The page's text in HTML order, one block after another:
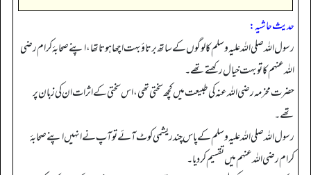
حدیث حاشیہ:
رسول اللہ صلی اللہ علیہ وسلم کا لوگوں کے ساتھ برتاؤ بہت اچھا ہوتا تھا، اپنے صحابۂ کرام رضی
اللہ عنہم کا تو بہت خیال رکھتے تھے۔
حضرت مخرمہ رضی اللہ عنہ کی طبیعت میں کچھ سختی تھی، اس سختی کے اثرات ان کی زبان پر
تھے۔
رسول اللہ صلی اللہ علیہ وسلم کے پاس چند ریشمی کوٹ آئے تو آپ نے انہیں اپنے صحابۂ
کرام رضی اللہ عنہم میں تقسیم کر دیا۔